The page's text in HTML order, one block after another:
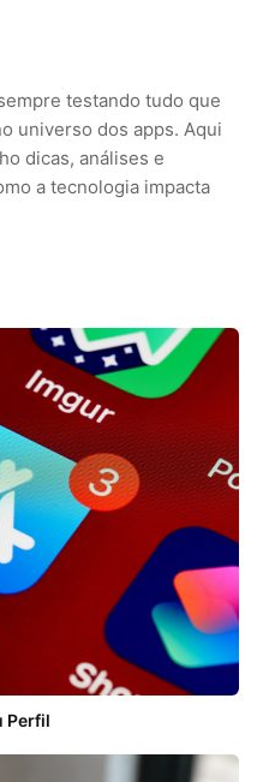
testando tudo que
universo dos apps. Aqui
dicas, análises e
a tecnologia impacta
Perfil